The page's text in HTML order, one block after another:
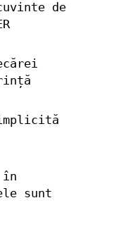
de
în
sunt